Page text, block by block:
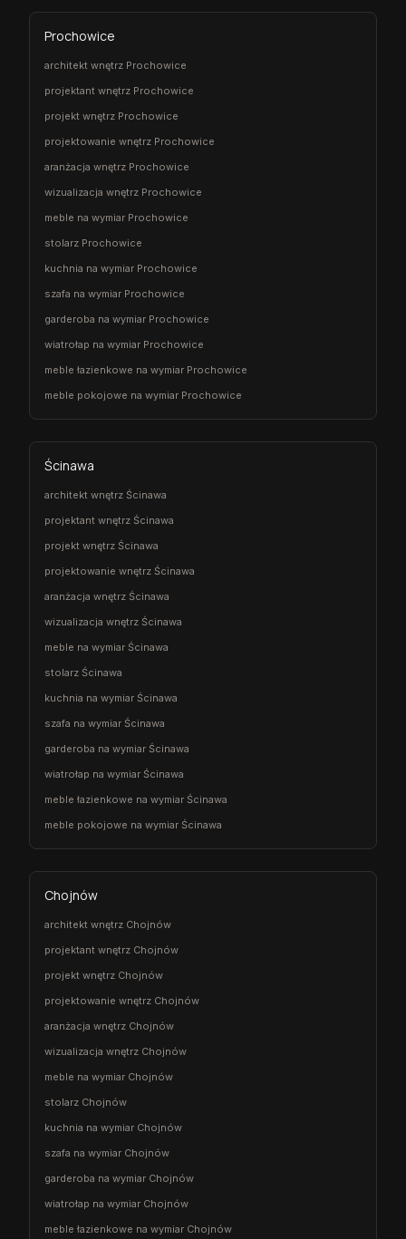
Prochowice
architekt wnętrz Prochowice
projektant wnętrz Prochowice
projekt wnętrz Prochowice
projektowanie wnętrz Prochowice
aranżacja wnętrz Prochowice
wizualizacja wnętrz Prochowice
meble na wymiar Prochowice
stolarz Prochowice
kuchnia na wymiar Prochowice
szafa na wymiar Prochowice
garderoba na wymiar Prochowice
wiatrołap na wymiar Prochowice
meble łazienkowe na wymiar Prochowice
meble pokojowe na wymiar Prochowice
Ścinawa
architekt wnętrz Ścinawa
projektant wnętrz Ścinawa
projekt wnętrz Ścinawa
projektowanie wnętrz Ścinawa
aranżacja wnętrz Ścinawa
wizualizacja wnętrz Ścinawa
meble na wymiar Ścinawa
stolarz Ścinawa
kuchnia na wymiar Ścinawa
szafa na wymiar Ścinawa
garderoba na wymiar Ścinawa
wiatrołap na wymiar Ścinawa
meble łazienkowe na wymiar Ścinawa
meble pokojowe na wymiar Ścinawa
Chojnów
architekt wnętrz Chojnów
projektant wnętrz Chojnów
projekt wnętrz Chojnów
projektowanie wnętrz Chojnów
aranżacja wnętrz Chojnów
wizualizacja wnętrz Chojnów
meble na wymiar Chojnów
stolarz Chojnów
kuchnia na wymiar Chojnów
szafa na wymiar Chojnów
garderoba na wymiar Chojnów
wiatrołap na wymiar Chojnów
meble łazienkowe na wymiar Chojnów